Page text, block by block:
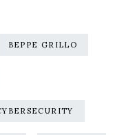
BEPPE GRILLO